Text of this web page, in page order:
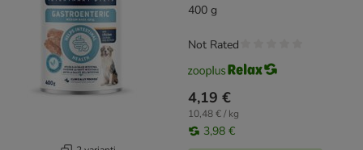
400 g
4,19 €
10,48 € / kg
3,98 €
Not Rated